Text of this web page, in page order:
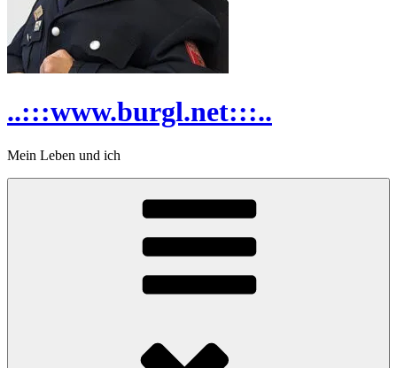
..:::www.burgl.net:::..
Mein Leben und ich